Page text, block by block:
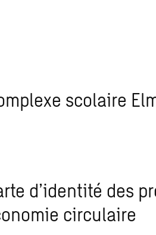
scolaire
d’identité des
circulaire